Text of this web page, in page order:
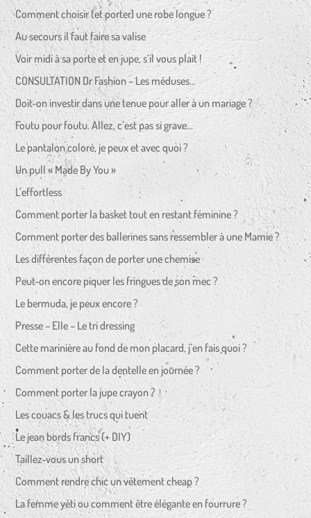
Comment choisir (et porter) une robe longue ?
Au secours il faut faire sa valise
Voir midi à sa porte et en jupe, s’il vous plait !
CONSULTATION Dr Fashion – Les méduses…
Doit-on investir dans une tenue pour aller à un mariage ?
Foutu pour foutu. Allez, c’est pas si grave…
Le pantalon coloré, je peux et avec quoi ?
Un pull « Made By You »
L’effortless
Comment porter la basket tout en restant féminine ?
Comment porter des ballerines sans ressembler à une Mamie ?
Les différentes façon de porter une chemise
Peut-on encore piquer les fringues de son mec ?
Le bermuda, je peux encore ?
Presse – Elle – Le tri dressing
Cette marinière au fond de mon placard, j’en fais quoi ?
Comment porter de la dentelle en journée ?
Comment porter la jupe crayon ?
Les couacs & les trucs qui tuent
Le jean bords francs (+ DIY)
Taillez-vous un short
Comment rendre chic un vêtement cheap ?
La femme yéti ou comment être élégante en fourrure ?